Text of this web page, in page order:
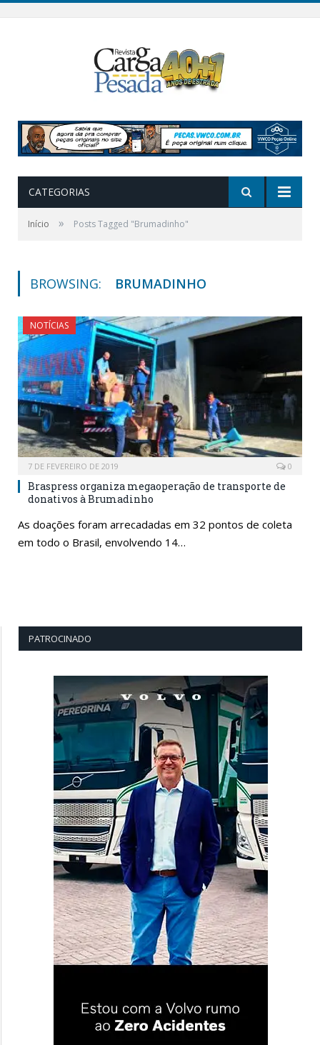
CATEGORIAS
Início » Posts Tagged "Brumadinho"
BROWSING: BRUMADINHO
NOTÍCIAS
7 DE FEVEREIRO DE 2019 0
Braspress organiza megaoperação de transporte de
donativos à Brumadinho
As doações foram arrecadadas em 32 pontos de coleta
em todo o Brasil, envolvendo 14…
PATROCINADO